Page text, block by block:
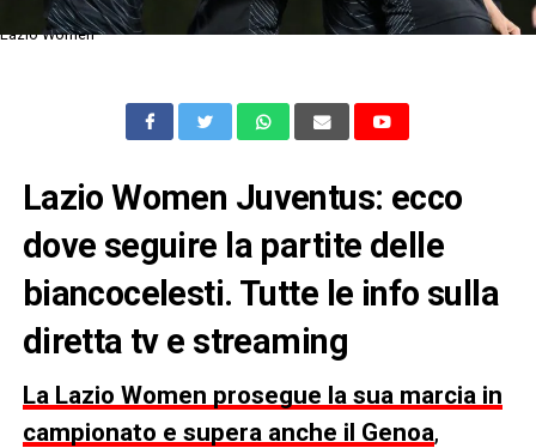
Lazio Women
Lazio Women Juventus: ecco
dove seguire la partite delle
biancocelesti. Tutte le info sulla
diretta tv e streaming
La Lazio Women prosegue la sua marcia in
campionato e supera anche il Genoa,